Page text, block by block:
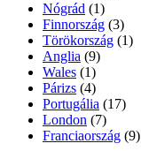
Nógrád (1)
Finnország (3)
Törökország (1)
Anglia (9)
Wales (1)
Párizs (4)
Portugália (17)
London (7)
Franciaország (9)